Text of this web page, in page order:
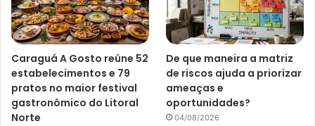
Caraguá A Gosto reúne 52
estabelecimentos e 79
pratos no maior festival
gastronômico do Litoral
Norte
De que maneira a matriz
de riscos ajuda a priorizar
ameaças e
oportunidades?
04/08/2026